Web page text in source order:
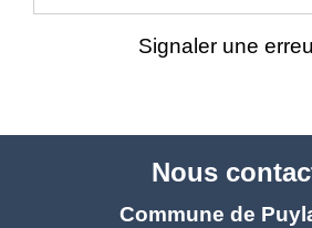
Signaler une
Nous
Commune de